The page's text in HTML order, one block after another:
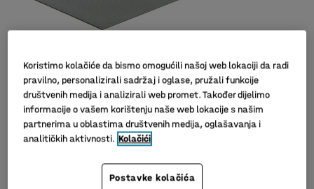
Koristimo kolačiće da bismo omogućili našoj web lokaciji da radi
pravilno, personalizirali sadržaj i oglase, pružali funkcije
društvenih medija i analizirali web promet. Također dijelimo
informacije o vašem korištenju naše web lokacije s našim
partnerima u oblastima društvenih medija, oglašavanja i
analitičkih aktivnosti. Kolačići
Postavke kolačića